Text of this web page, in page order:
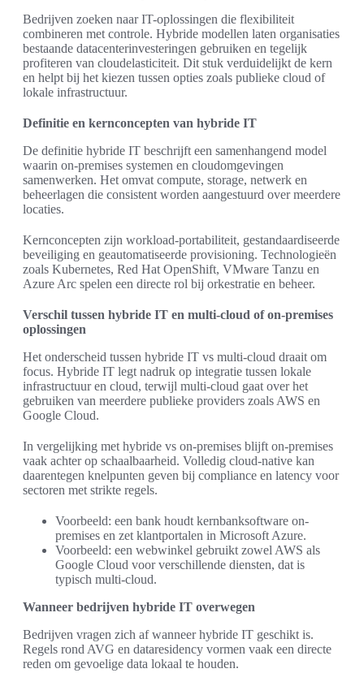
Bedrijven zoeken naar IT-oplossingen die flexibiliteit
combineren met controle. Hybride modellen laten organisaties
bestaande datacenterinvesteringen gebruiken en tegelijk
profiteren van cloudelasticiteit. Dit stuk verduidelijkt de kern
en helpt bij het kiezen tussen opties zoals publieke cloud of
lokale infrastructuur.
Definitie en kernconcepten van hybride IT
De definitie hybride IT beschrijft een samenhangend model
waarin on-premises systemen en cloudomgevingen
samenwerken. Het omvat compute, storage, netwerk en
beheerlagen die consistent worden aangestuurd over meerdere
locaties.
Kernconcepten zijn workload-portabiliteit, gestandaardiseerde
beveiliging en geautomatiseerde provisioning. Technologieën
zoals Kubernetes, Red Hat OpenShift, VMware Tanzu en
Azure Arc spelen een directe rol bij orkestratie en beheer.
Verschil tussen hybride IT en multi-cloud of on-premises
oplossingen
Het onderscheid tussen hybride IT vs multi-cloud draait om
focus. Hybride IT legt nadruk op integratie tussen lokale
infrastructuur en cloud, terwijl multi-cloud gaat over het
gebruiken van meerdere publieke providers zoals AWS en
Google Cloud.
In vergelijking met hybride vs on-premises blijft on-premises
vaak achter op schaalbaarheid. Volledig cloud-native kan
daarentegen knelpunten geven bij compliance en latency voor
sectoren met strikte regels.
Voorbeeld: een bank houdt kernbanksoftware on-
premises en zet klantportalen in Microsoft Azure.
Voorbeeld: een webwinkel gebruikt zowel AWS als
Google Cloud voor verschillende diensten, dat is
typisch multi-cloud.
Wanneer bedrijven hybride IT overwegen
Bedrijven vragen zich af wanneer hybride IT geschikt is.
Regels rond AVG en dataresidency vormen vaak een directe
reden om gevoelige data lokaal te houden.